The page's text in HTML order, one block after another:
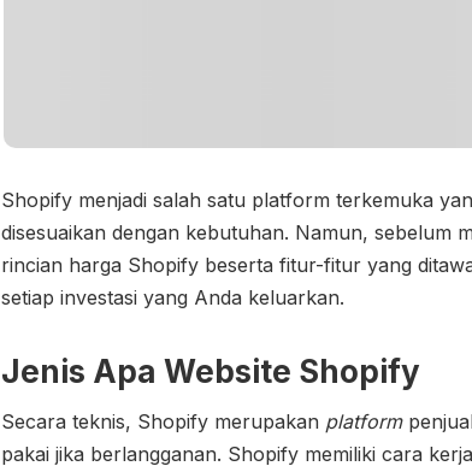
Shopify menjadi salah satu platform terkemuka
disesuaikan dengan kebutuhan. Namun, sebelum
rincian harga Shopify beserta fitur-fitur yang
setiap investasi yang Anda keluarkan.
Jenis Apa Website Shopify
Secara teknis, Shopify merupakan platform
pakai jika berlangganan. Shopify memiliki cara